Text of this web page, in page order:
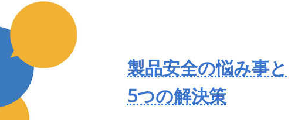
製品安全の悩み事と
5つの解決策